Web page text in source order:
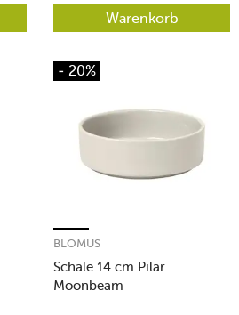
Warenkorb
- 20%
Schale 14 cm Pilar
Moonbeam
BLOMUS